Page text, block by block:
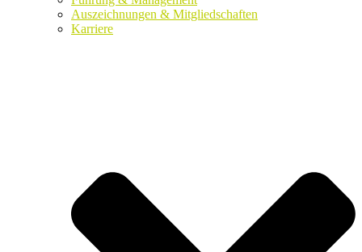
Auszeichnungen & Mitgliedschaften
Karriere